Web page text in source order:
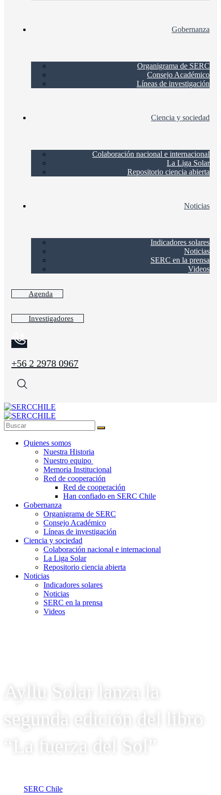
Gobernanza
Organigrama de SERC
Consejo Académico
Líneas de investigación
Ciencia y sociedad
Colaboración nacional e internacional
La Liga Solar
Repositorio ciencia abierta
Noticias
Indicadores solares
Noticias
SERC en la prensa
Videos
Agenda
Investigadores
+56 2 2978 0967
Quienes somos
Nuestra Historia
Nuestro equipo
Memoria Institucional
Red de cooperación
Red de cooperación
Han confiado en SERC Chile
Gobernanza
Organigrama de SERC
Consejo Académico
Líneas de investigación
Ciencia y sociedad
Colaboración nacional e internacional
La Liga Solar
Repositorio ciencia abierta
Noticias
Indicadores solares
Noticias
SERC en la prensa
Videos
Ayllu Solar lanza la
segunda edición del libro
“La fuerza del Sol”
SERC Chile